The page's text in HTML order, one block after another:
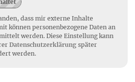
dass mir externe Inhalte
können personenbezogene Daten an
werden. Diese Einstellung kann
Datenschutzerklärung später
werden.